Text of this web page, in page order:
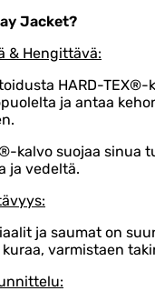
Jacket?
& Hengittävä:
HARD-
ja antaa
kalvo suojaa sinua
ja vedeltä.
ja saumat on
varmistaen